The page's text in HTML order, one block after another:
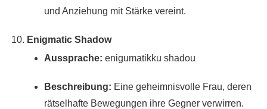
und Anziehung mit Stärke vereint.
Enigmatic Shadow
Aussprache: enigumatikku shadou
Beschreibung: Eine geheimnisvolle Frau, deren
rätselhafte Bewegungen ihre Gegner verwirren.